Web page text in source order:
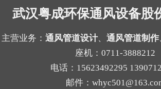
管路过长，或者维护口不好留，现场
过滤方式不同，例如干性粉尘、粘性
部分区域的风速远超设计标准，高速
持续冲刷滤袋表面，原本能支撑数年
在长期的高强度摩擦下，磨损速度会
容易出现局部破损的情况。很多现场
进气口一侧的滤袋磨损速度是其他区
就是这个原因导致的。二、局部高负
武汉粤成环保通风设备股
主营业务： 通风管道设计、 通风管道制作
座机：0711-3888212
电话：15623492295
邮件：